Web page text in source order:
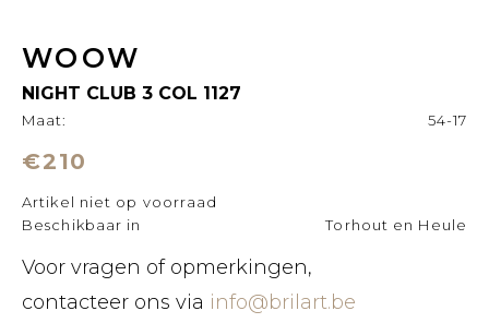
WOOW
NIGHT CLUB 3 COL 1127
Maat: 54-17
€210
Artikel niet op voorraad
Beschikbaar in
Torhout en Heule
Voor vragen of opmerkingen,
contacteer ons via info@brilart.be